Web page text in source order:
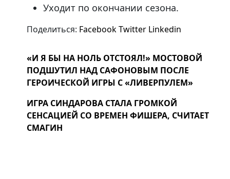
Уходит по окончании сезона.
Поделиться: FacebookTwitter Linkedin
«И Я БЫ НА НОЛЬ ОТСТОЯЛ!» МОСТОВОЙ
ПОДШУТИЛ НАД САФОНОВЫМ ПОСЛЕ
ГЕРОИЧЕСКОЙ ИГРЫ С «ЛИВЕРПУЛЕМ»
ИГРА СИНДАРОВА СТАЛА ГРОМКОЙ
СЕНСАЦИЕЙ СО ВРЕМЕН ФИШЕРА, СЧИТАЕТ
СМАГИН